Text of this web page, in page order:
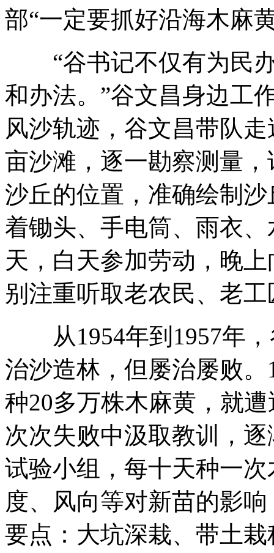
部“一定要抓好沿海木麻
“谷书记不仅有为民办
和办法。”谷文昌身边工
风沙轨迹，谷文昌带队
亩沙滩，逐一勘察测量
沙丘的位置，准确绘制
着锄头、手电筒、雨衣
天，白天参加劳动，晚
别注重听取老农民、老
从1954年到1957年，
治沙造林，但屡治屡败
种20多万株木麻黄，就
次次失败中汲取教训，
试验小组，每十天种一
度、风向等对新苗的影
要点：大坑深栽、带土